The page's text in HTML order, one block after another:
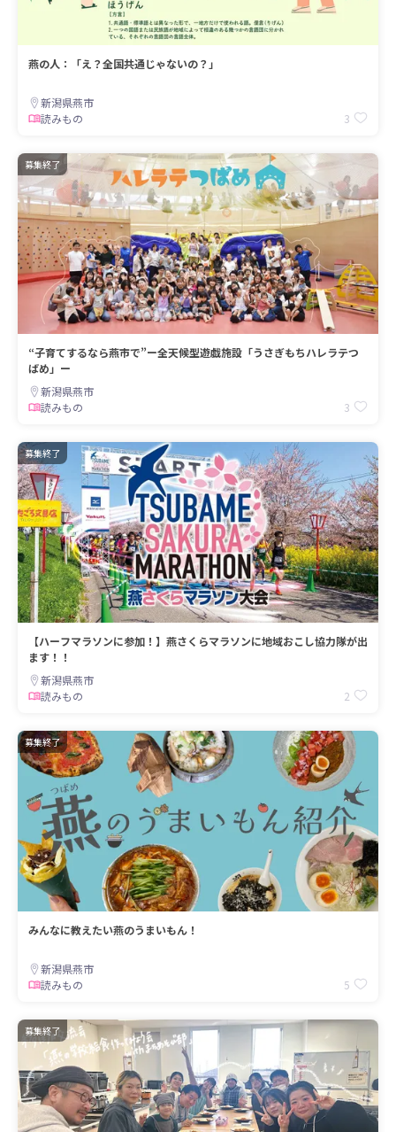
燕の人：「え？全国共通じゃないの？」
新潟県燕市
読みもの
3
募集終了
“子育てするなら燕市で”ー全天候型遊戯施設「うさぎもちハレラテつ
ばめ」ー
新潟県燕市
読みもの
3
募集終了
【ハーフマラソンに参加！】燕さくらマラソンに地域おこし協力隊が出
ます！！
新潟県燕市
読みもの
2
募集終了
みんなに教えたい燕のうまいもん！
新潟県燕市
読みもの
5
募集終了